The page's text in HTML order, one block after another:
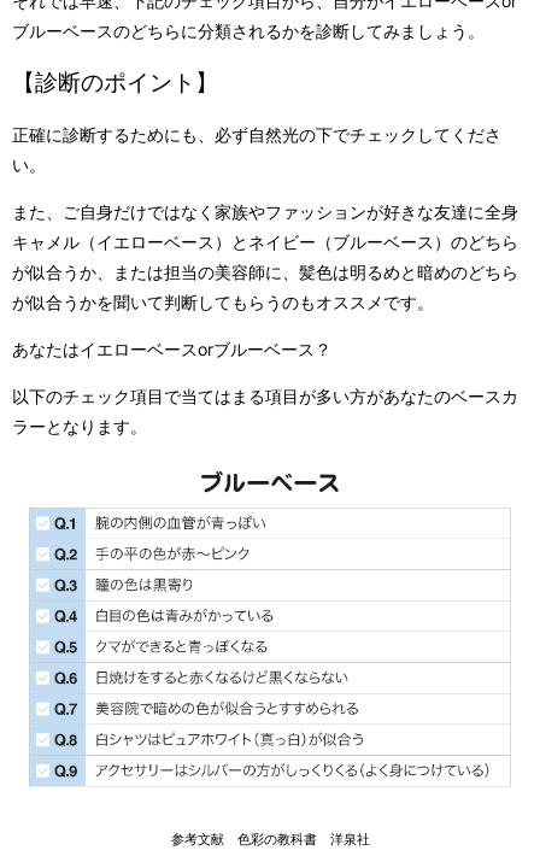
ブルーベースのどちらに分類されるかを診断してみましょう。
【診断のポイント】
正確に診断するためにも、必ず自然光の下でチェックしてくださ
い。
また、ご自身だけではなく家族やファッションが好きな友達に全身
キャメル（イエローベース）とネイビー（ブルーベース）のどちら
が似合うか、または担当の美容師に、髪色は明るめと暗めのどちら
が似合うかを聞いて判断してもらうのもオススメです。
あなたはイエローベースorブルーベース？
以下のチェック項目で当てはまる項目が多い方があなたのベースカ
ラーとなります。
参考文献 色彩の教科書 洋泉社